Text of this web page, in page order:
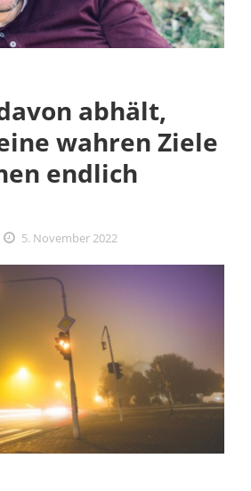
abhält,
wahren Ziele
endlich
5. November 2022